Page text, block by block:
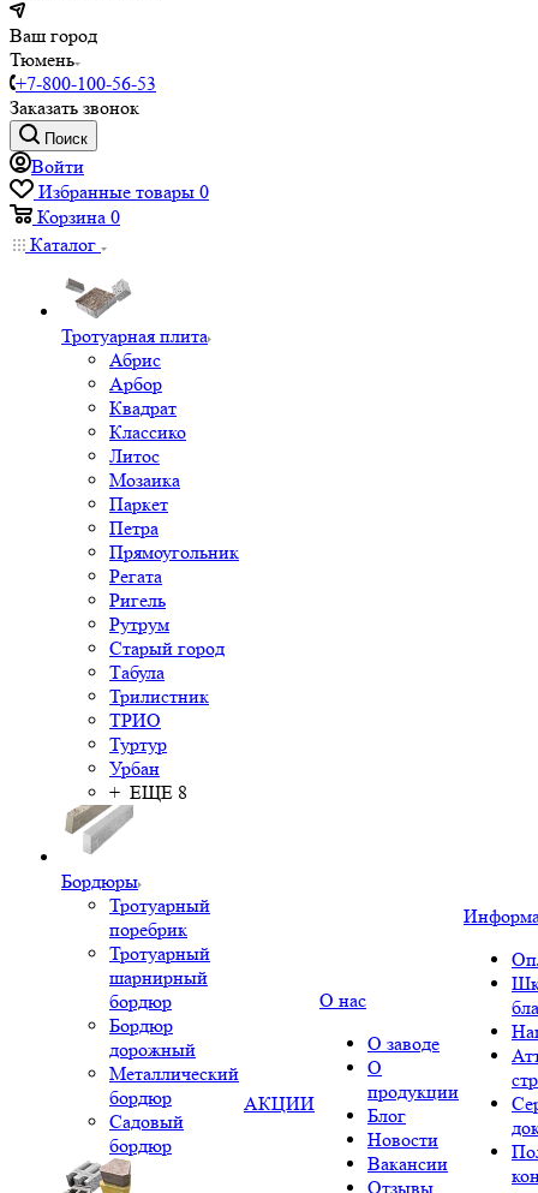
Ваш город
Тюмень
+7-800-100-56-53
Заказать звонок
Поиск
Войти
Избранные товары 0
Корзина 0
Каталог
Тротуарная плита
Абрис
Арбор
Квадрат
Классико
Литос
Мозаика
Паркет
Петра
Прямоугольник
Регата
Ригель
Рутрум
Старый город
Табула
Трилистник
ТРИО
Туртур
Урбан
+ ЕЩЕ 8
Бордюры
Тротуарный
поребрик
Тротуарный
шарнирный
бордюр
Бордюр
дорожный
Металлический
бордюр
Садовый
бордюр
АКЦИИ
О нас
О заводе
О
продукции
Блог
Новости
Вакансии
Отзывы